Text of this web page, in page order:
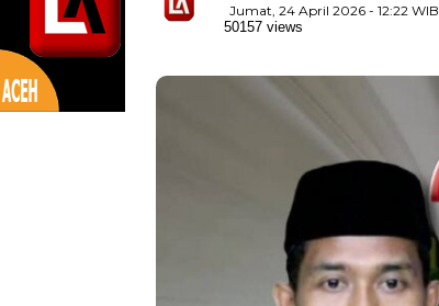
Jumat, 24 April 2026 - 12:22 WIB
50157 views